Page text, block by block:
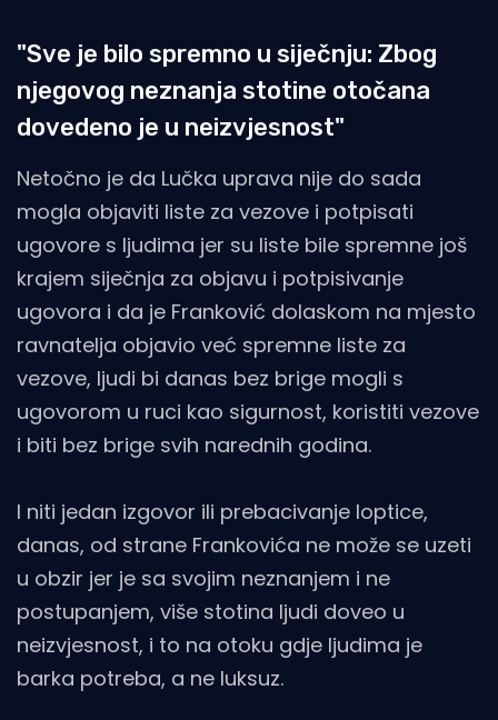
"Sve je bilo spremno u siječnju: Zbog
njegovog neznanja stotine otočana
dovedeno je u neizvjesnost"
Netočno je da Lučka uprava nije do sada
mogla objaviti liste za vezove i potpisati
ugovore s ljudima jer su liste bile spremne još
krajem siječnja za objavu i potpisivanje
ugovora i da je Franković dolaskom na mjesto
ravnatelja objavio već spremne liste za
vezove, ljudi bi danas bez brige mogli s
ugovorom u ruci kao sigurnost, koristiti vezove
i biti bez brige svih narednih godina.
I niti jedan izgovor ili prebacivanje loptice,
danas, od strane Frankovića ne može se uzeti
u obzir jer je sa svojim neznanjem i ne
postupanjem, više stotina ljudi doveo u
neizvjesnost, i to na otoku gdje ljudima je
barka potreba, a ne luksuz.